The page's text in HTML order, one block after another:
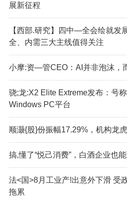
展新征程
【西部.研究】四中—全会绘就发
全、内需三大主线值得关注
小摩:资—管CEO：AI并非泡沫，
骁;龙:X2 Elite Extreme发布：号
Windows PC平台
顺灏{股}份振幅17.29%，机构龙
搞,懂了“悦己消费”，白酒企业也
法<国>8月工业产!出意外下滑 受
拖累